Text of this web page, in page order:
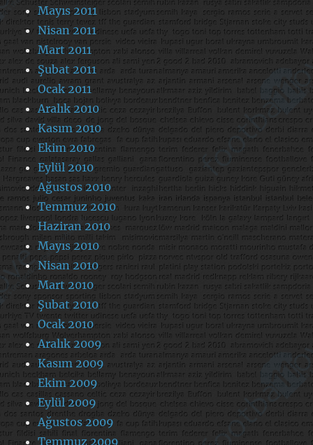
Mayıs 2011
Nisan 2011
Mart 2011
Şubat 2011
Ocak 2011
Aralık 2010
Kasım 2010
Ekim 2010
Eylül 2010
Ağustos 2010
Temmuz 2010
Haziran 2010
Mayıs 2010
Nisan 2010
Mart 2010
Şubat 2010
Ocak 2010
Aralık 2009
Kasım 2009
Ekim 2009
Eylül 2009
Ağustos 2009
Temmuz 2009